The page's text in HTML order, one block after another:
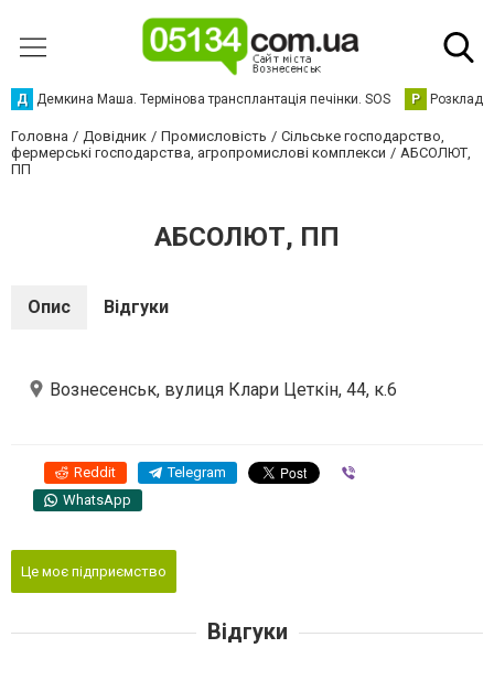
Д Демкина Маша. Термінова трансплантація печінки. SOS Р Розклад
Головна Довідник Промисловість
Сільське господарство,
фермерські господарства, агропромислові комплекси
АБСОЛЮТ,
ПП
АБСОЛЮТ, ПП
Опис Відгуки
Вознесенськ, вулиця Клари Цеткін, 44, к.6
Reddit Telegram
WhatsApp
Це моє підприємство
Відгуки